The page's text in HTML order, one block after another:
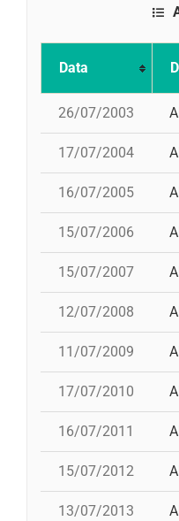
Data
26/07/2003
17/07/2004
16/07/2005
15/07/2006
15/07/2007
12/07/2008
11/07/2009
17/07/2010
16/07/2011
15/07/2012
13/07/2013